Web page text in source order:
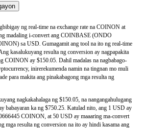
ng real-time na exchange rate na COINON at
madaling i-convert ang COINBASE (ONDO
sa USD. Gumagamit ang tool na ito ng real-time
kasalukuyang resulta ng conversion ay nagpapakita
COINON ay $150.05. Dahil madalas na nagbabago-
inirerekumenda namin na tingnan mo muli
para makita ang pinakabagong mga resulta ng
nagkakahalaga ng $150.05, na nangangahulugang
babayaran ka ng $750.25. Katulad nito, ang 1 USD ay
COINON, at 50 USD ay maaaring ma-convert
mga resulta ng conversion na ito ay hindi kasama ang